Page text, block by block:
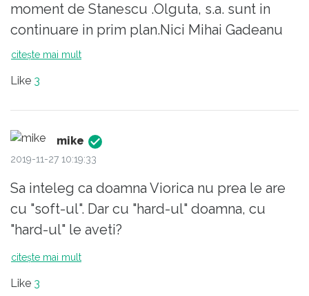
moment de Stanescu .Olguta, s.a. sunt in
continuare in prim plan.Nici Mihai Gadeanu
este o noutate el reprezinta continuarea
citește mai mult
Like 3
mike
2019-11-27 10:19:33
Sa inteleg ca doamna Viorica nu prea le are
cu "soft-ul". Dar cu "hard-ul" doamna, cu
"hard-ul" le aveti?
citește mai mult
Like 3